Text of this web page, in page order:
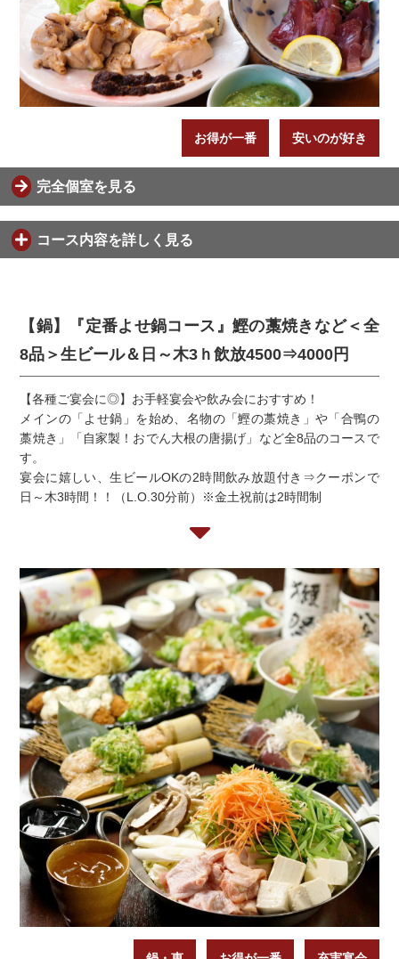
お得が一番 安いのが好き
完全個室を見る
コース内容を詳しく見る
【鍋】『定番よせ鍋コース』鰹の藁焼きなど＜全
8品＞生ビール＆日～木3ｈ飲放4500⇒4000円
【各種ご宴会に◎】お手軽宴会や飲み会におすすめ！
メインの「よせ鍋」を始め、名物の「鰹の藁焼き」や「合鴨の
藁焼き」「自家製！おでん大根の唐揚げ」など全8品のコースで
す。
宴会に嬉しい、生ビールOKの2時間飲み放題付き⇒クーポンで
日～木3時間！！（L.O.30分前）※金土祝前は2時間制